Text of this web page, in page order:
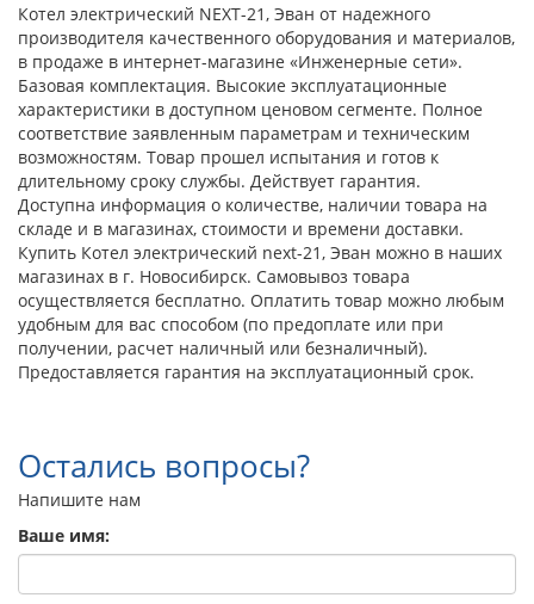
Котел электрический NEXT-21, Эван от надежного
производителя качественного оборудования и материалов,
в продаже в интернет-магазине «Инженерные сети».
Базовая комплектация. Высокие эксплуатационные
характеристики в доступном ценовом сегменте. Полное
соответствие заявленным параметрам и техническим
возможностям. Товар прошел испытания и готов к
длительному сроку службы. Действует гарантия.
Доступна информация о количестве, наличии товара на
складе и в магазинах, стоимости и времени доставки.
Купить Котел электрический next-21, Эван можно в наших
магазинах в г. Новосибирск. Самовывоз товара
осуществляется бесплатно. Оплатить товар можно любым
удобным для вас способом (по предоплате или при
получении, расчет наличный или безналичный).
Предоставляется гарантия на эксплуатационный срок.
Остались вопросы?
Напишите нам
Ваше имя: